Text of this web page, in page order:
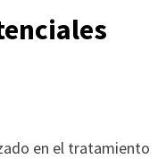
en el tratamiento